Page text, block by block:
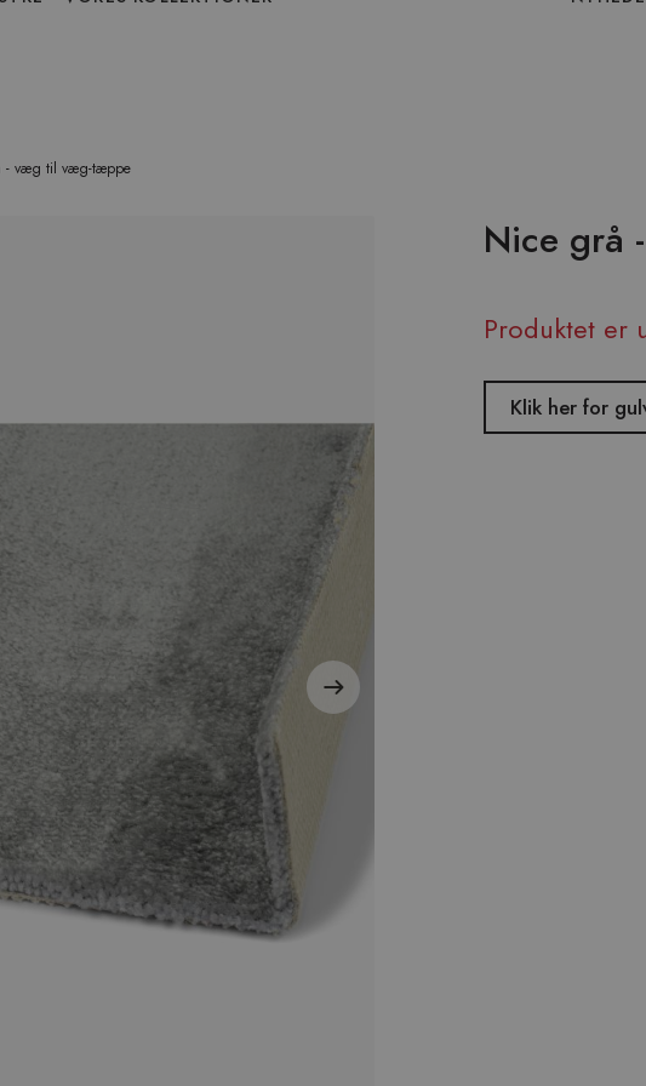
- væg til væg-tæppe
Nice
Produktet er
Klik her for